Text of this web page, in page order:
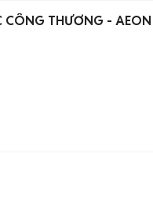
CÔNG THƯƠNG - AEON